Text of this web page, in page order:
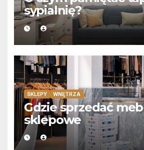
sypialnię?
SKLEPY WNĘTRZA
Gdzie sprzedać
sklepowe